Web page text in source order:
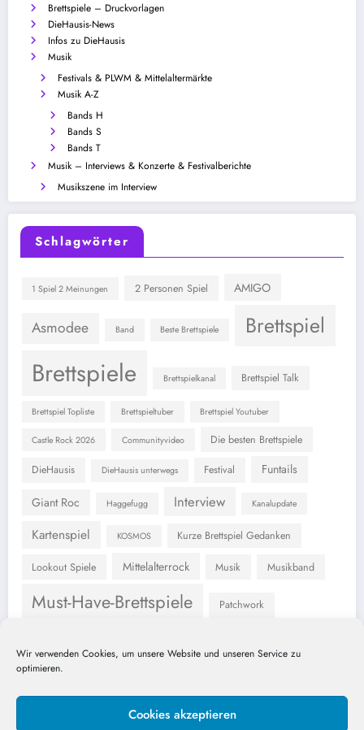
Wir verwenden Cookies, um unsere Website und unseren Service zu
optimieren.
Cookies akzeptieren
Brettspiele – Druckvorlagen
DieHausis-News
Infos zu DieHausis
Musik
Festivals & PLWM & Mittelaltermärkte
Musik A-Z
Bands H
Bands S
Bands T
Musik – Interviews & Konzerte & Festivalberichte
Musikszene im Interview
Schlagwörter
1 Spiel 2 Meinungen 2 Personen Spiel AMIGO
Asmodee Band Beste Brettspiele Brettspiel
Brettspiele Brettspielkanal Brettspiel Talk
Brettspiel Topliste Brettspieltuber Brettspiel Youtuber
Castle Rock 2026 Communityvideo Die besten Brettspiele
DieHausis DieHausis unterwegs Festival Funtails
Giant Roc Haggefugg Interview Kanalupdate
Kartenspiel KOSMOS Kurze Brettspiel Gedanken
Lookout Spiele Mittelalterrock Musik Musikband
Must-Have-Brettspiele Patchwork
Unboxing Unmatched